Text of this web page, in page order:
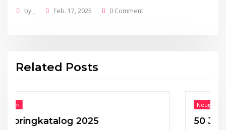
by Feb. 17, 2025 0 Comment
Related Posts
2025 50 Jahre HSV